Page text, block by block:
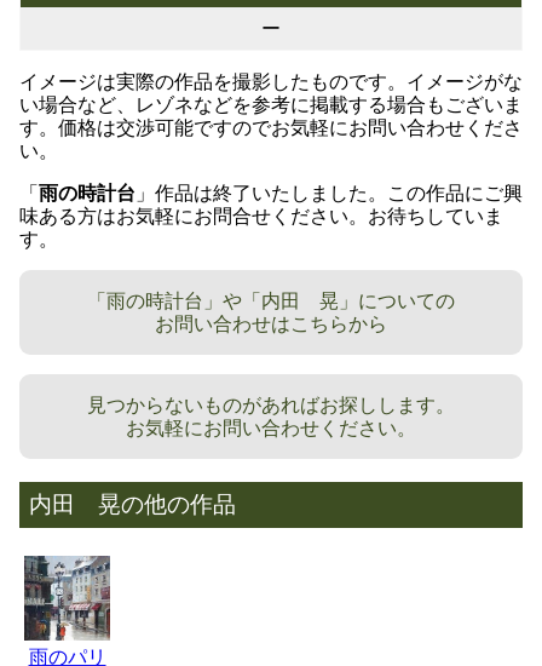
ー
イメージは実際の作品を撮影したものです。イメージがな
い場合など、レゾネなどを参考に掲載する場合もございま
す。価格は交渉可能ですのでお気軽にお問い合わせくださ
い。
「 雨の時計台 」作品は終了いたしました。この作品にご興
味ある方はお気軽にお問合せください。お待ちしていま
す。
「雨の時計台」や「内田 晃」についての
お問い合わせはこちらから
見つからないものがあればお探しします。
お気軽にお問い合わせください。
内田 晃の他の作品
雨のパリ